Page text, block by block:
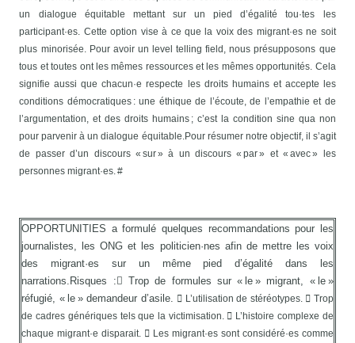
un dialogue équitable mettant sur un pied d’égalité tou·tes les
participant·es. Cette option vise à ce que la voix des migrant·es ne soit
plus minorisée. Pour avoir un level telling field, nous présupposons que
tous et toutes ont les mêmes ressources et les mêmes opportunités. Cela
signifie aussi que chacun·e respecte les droits humains et accepte les
conditions démocratiques : une éthique de l’écoute, de l’empathie et de
l’argumentation, et des droits humains ; c’est la condition sine qua non
pour parvenir à un dialogue équitable. Pour résumer notre objectif, il s’agit
de passer d’un discours « sur » à un discours « par » et « avec » les
personnes migrant·es. #
OPPORTUNITIES a formulé quelques recommandations pour les
journalistes, les ONG et les politicien·nes afin de mettre les voix
des migrant·es sur un même pied d’égalité dans les
narrations.Risques : Trop de formules sur « le » migrant, « le »
réfugié, « le » demandeur d’asile.  L’utilisation de stéréotypes.  Trop
de cadres génériques tels que la victimisation.  L’histoire complexe de
chaque migrant·e disparait.  Les migrant·es sont considéré·es comme